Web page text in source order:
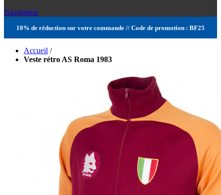
Navigation
10% de réduction sur votre commande // Code de promotion : BF25
Accueil /
Veste rétro AS Roma 1983